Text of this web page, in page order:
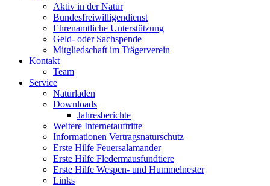
Aktiv in der Natur
Bundesfreiwilligendienst
Ehrenamtliche Unterstützung
Geld- oder Sachspende
Mitgliedschaft im Trägerverein
Kontakt
Team
Service
Naturladen
Downloads
Jahresberichte
Weitere Internetauftritte
Informationen Vertragsnaturschutz
Erste Hilfe Feuersalamander
Erste Hilfe Fledermausfundtiere
Erste Hilfe Wespen- und Hummelnester
Links